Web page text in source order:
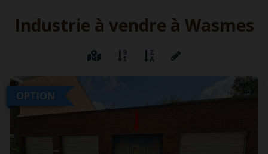
Industrie à vendre à Wasmes
OPTION